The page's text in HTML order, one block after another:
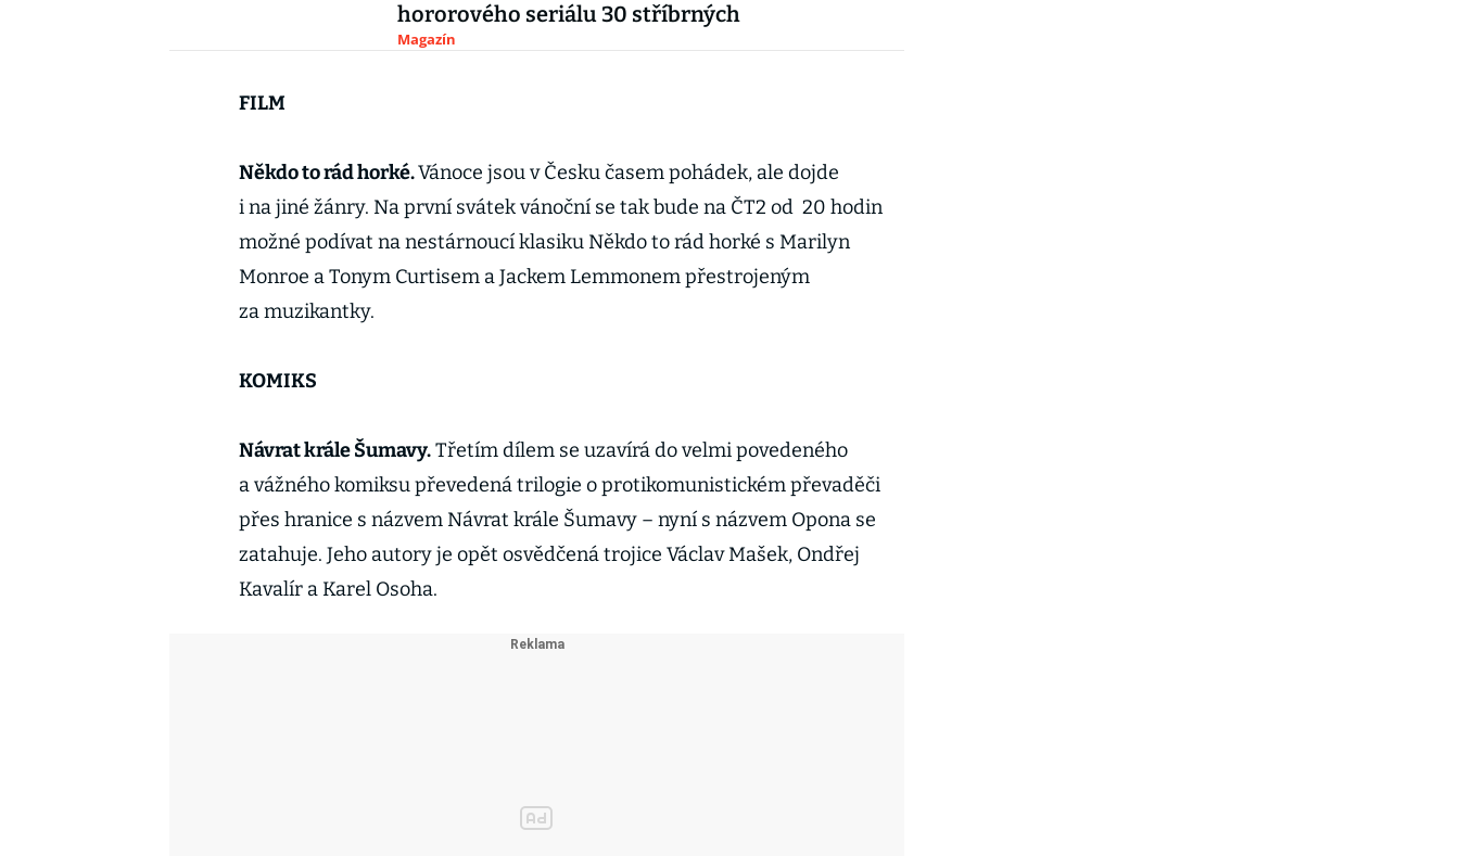
hororového seriálu 30 stříbrných
Magazín
FILM
Někdo to rád horké.Vánoce jsou v Česku časem pohádek, ale dojde
i na jiné žánry. Na první svátek vánoční se tak bude na ČT2 od 20 hodin
možné podívat na nestárnoucí klasiku Někdo to rád horké s Marilyn
Monroe a Tonym Curtisem a Jackem Lemmonem přestrojeným
za muzikantky.
KOMIKS
Návrat krále Šumavy.Třetím dílem se uzavírá do velmi povedeného
a vážného komiksu převedená trilogie o protikomunistickém převaděči
přes hranice s názvem Návrat krále Šumavy – nyní s názvem Opona se
zatahuje. Jeho autory je opět osvědčená trojice Václav Mašek, Ondřej
Kavalír a Karel Osoha.